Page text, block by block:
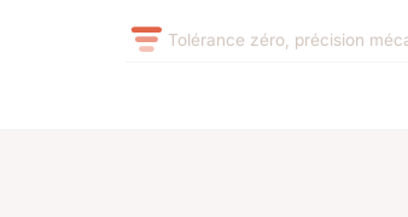
Tolérance zéro, précision